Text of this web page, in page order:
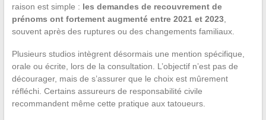
raison est simple : les demandes de recouvrement de
prénoms ont fortement augmenté entre 2021 et 2023,
souvent après des ruptures ou des changements familiaux.
Plusieurs studios intègrent désormais une mention spécifique,
orale ou écrite, lors de la consultation. L’objectif n’est pas de
décourager, mais de s’assurer que le choix est mûrement
réfléchi. Certains assureurs de responsabilité civile
recommandent même cette pratique aux tatoueurs.